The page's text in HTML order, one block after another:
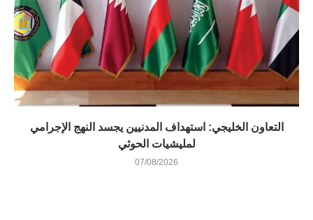
التعاون الخليجي: استهداف المدنيين يجسد النهج الإجرامي
لمليشيات الحوثي
07/08/2026